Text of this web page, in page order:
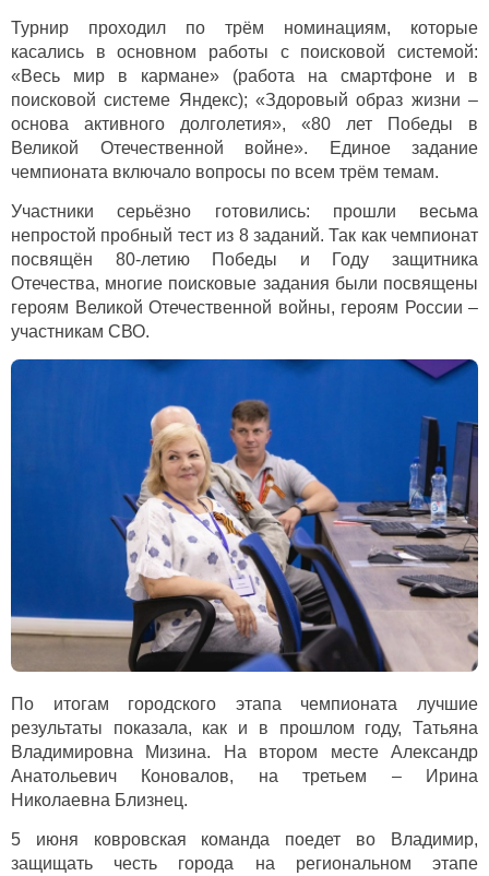
Турнир проходил по трём номинациям, которые
касались в основном работы с поисковой системой:
«Весь мир в кармане» (работа на смартфоне и в
поисковой системе Яндекс); «Здоровый образ жизни –
основа активного долголетия», «80 лет Победы в
Великой Отечественной войне». Единое задание
чемпионата включало вопросы по всем трём темам.
Участники серьёзно готовились: прошли весьма
непростой пробный тест из 8 заданий. Так как чемпионат
посвящён 80-летию Победы и Году защитника
Отечества, многие поисковые задания были посвящены
героям Великой Отечественной войны, героям России –
участникам СВО.
По итогам городского этапа чемпионата лучшие
результаты показала, как и в прошлом году, Татьяна
Владимировна Мизина. На втором месте Александр
Анатольевич Коновалов, на третьем – Ирина
Николаевна Близнец.
5 июня ковровская команда поедет во Владимир,
защищать честь города на региональном этапе